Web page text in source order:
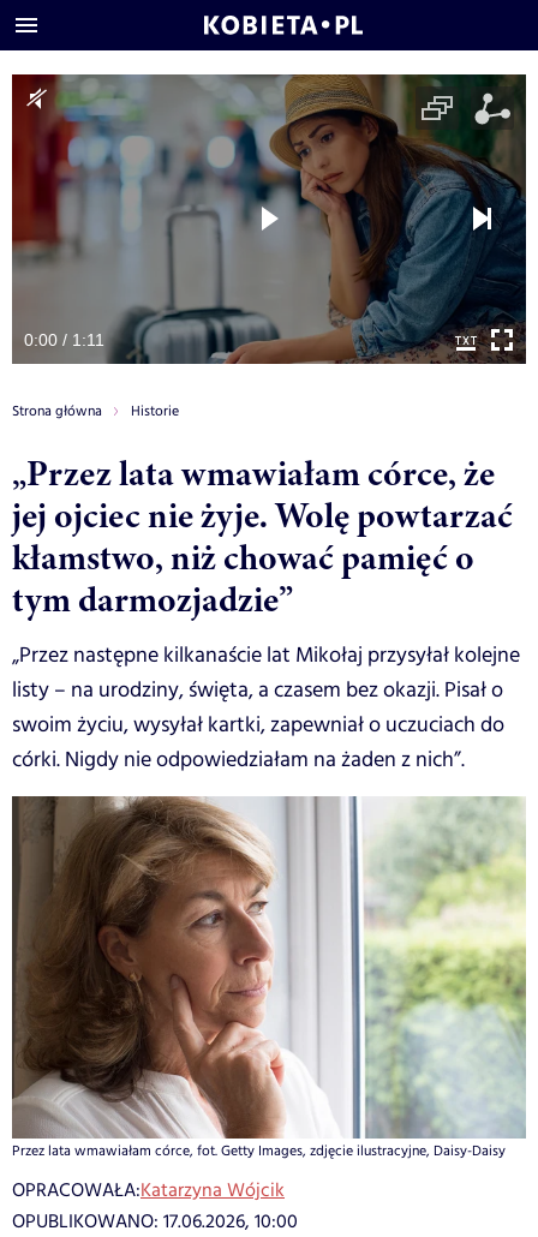
0:00 / 1:11
Strona główna Historie
„Przez lata wmawiałam córce, że
jej ojciec nie żyje. Wolę powtarzać
kłamstwo, niż chować pamięć o
tym darmozjadzie”
„Przez następne kilkanaście lat Mikołaj przysyłał kolejne
listy – na urodziny, święta, a czasem bez okazji. Pisał o
swoim życiu, wysyłał kartki, zapewniał o uczuciach do
córki. Nigdy nie odpowiedziałam na żaden z nich”.
Przez lata wmawiałam córce, fot. Getty Images, zdjęcie ilustracyjne, Daisy-Daisy
OPRACOWAŁA:Katarzyna Wójcik
OPUBLIKOWANO: 17.06.2026, 10:00